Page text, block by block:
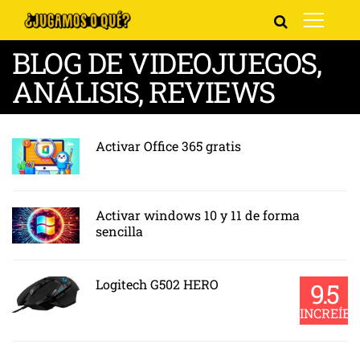
BLOG DE VIDEOJUEGOS,
ANÁLISIS, REVIEWS
Activar Office 365 gratis
Activar windows 10 y 11 de forma
sencilla
Logitech G502 HERO 9.5